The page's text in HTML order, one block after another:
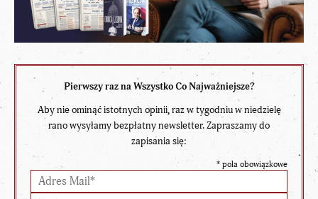
Pierwszy raz na Wszystko Co Najważniejsze?
Aby nie ominąć istotnych opinii, raz w tygodniu w niedzielę
rano wysyłamy bezpłatny newsletter. Zapraszamy do
zapisania się:
* pola obowiązkowe